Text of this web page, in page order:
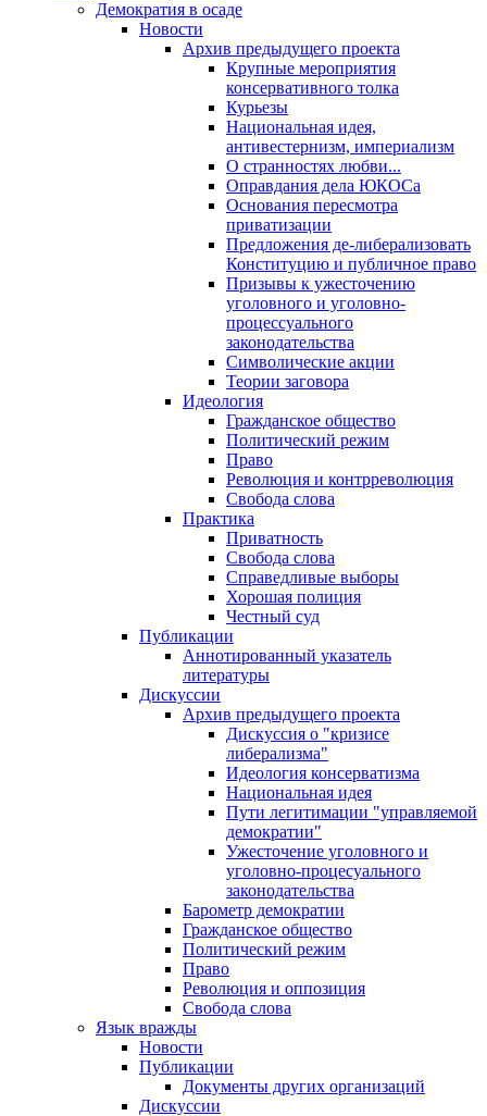
Демократия в осаде
Новости
Архив предыдущего проекта
Крупные мероприятия
консервативного толка
Курьезы
Национальная идея,
антивестернизм, империализм
О странностях любви...
Оправдания дела ЮКОСа
Основания пересмотра
приватизации
Предложения де-либерализовать
Конституцию и публичное право
Призывы к ужесточению
уголовного и уголовно-
процессуального
законодательства
Символические акции
Теории заговора
Идеология
Гражданское общество
Политический режим
Право
Революция и контрреволюция
Свобода слова
Практика
Приватность
Свобода слова
Справедливые выборы
Хорошая полиция
Честный суд
Публикации
Аннотированный указатель
литературы
Дискуссии
Архив предыдущего проекта
Дискуссия о "кризисе
либерализма"
Идеология консерватизма
Национальная идея
Пути легитимации "управляемой
демократии"
Ужесточение уголовного и
уголовно-процесуального
законодательства
Барометр демократии
Гражданское общество
Политический режим
Право
Революция и оппозиция
Свобода слова
Язык вражды
Новости
Публикации
Документы других организаций
Дискуссии